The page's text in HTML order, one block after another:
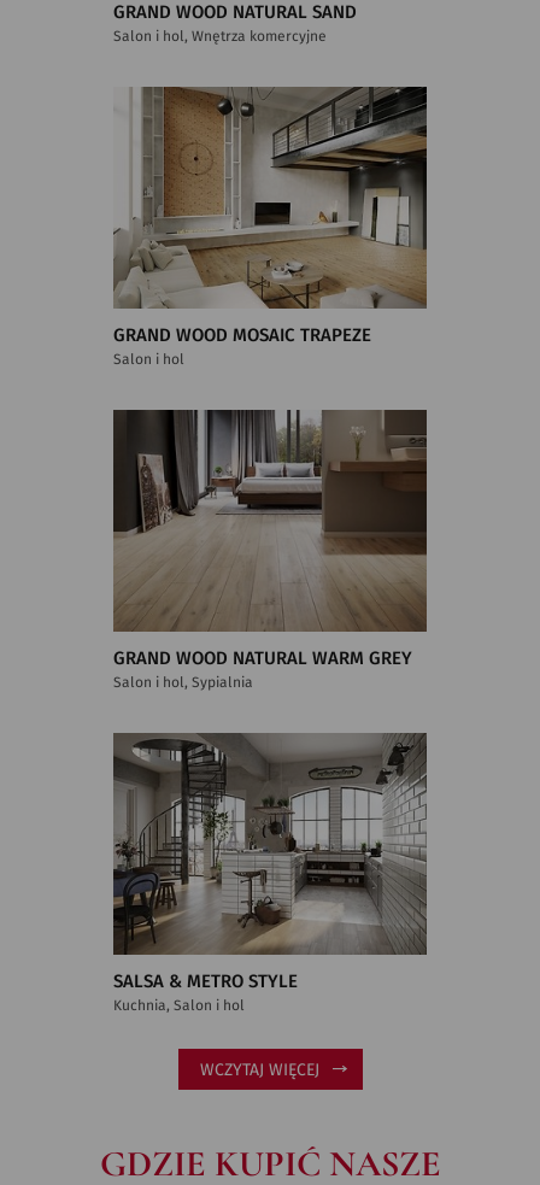
GRAND WOOD NATURAL SAND
Salon i hol, Wnętrza komercyjne
GRAND WOOD MOSAIC TRAPEZE
Salon i hol
GRAND WOOD NATURAL WARM GREY
Salon i hol, Sypialnia
SALSA & METRO STYLE
Kuchnia, Salon i hol
WCZYTAJ WIĘCEJ
GDZIE KUPIĆ NASZE